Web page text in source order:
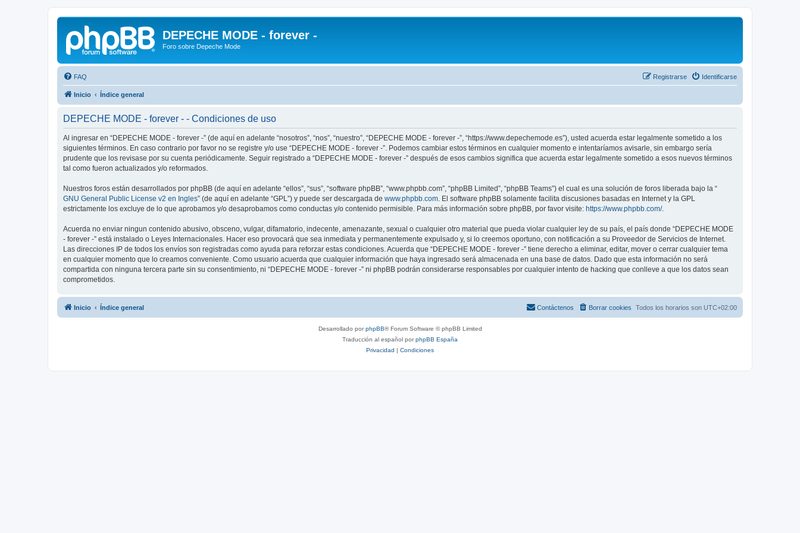
DEPECHE MODE - forever -
Foro sobre Depeche Mode
FAQ Identificarse
Registrarse
Inicio Índice general
DEPECHE MODE - forever - - Condiciones de uso
Al ingresar en “DEPECHE MODE - forever -” (de aquí en adelante “nosotros”, “nos”, “nuestro”, “DEPECHE MODE - forever -”, “https://www.depechemode.es”), usted acuerda estar legalmente sometido a los
siguientes términos. En caso contrario por favor no se registre y/o use “DEPECHE MODE - forever -”. Podemos cambiar estos términos en cualquier momento e intentaríamos avisarle, sin embargo sería
prudente que los revisase por su cuenta periódicamente. Seguir registrado a “DEPECHE MODE - forever -” después de esos cambios significa que acuerda estar legalmente sometido a esos nuevos términos
tal como fueron actualizados y/o reformados.
Nuestros foros están desarrollados por phpBB (de aquí en adelante “ellos”, “sus”, “software phpBB”, “www.phpbb.com”, “phpBB Limited”, “phpBB Teams”) el cual es una solución de foros liberada bajo la “
GNU General Public License v2 en Ingles” (de aquí en adelante “GPL”) y puede ser descargada de www.phpbb.com . El software phpBB solamente facilita discusiones basadas en Internet y la GPL
estrictamente los excluye de lo que aprobamos y/o desaprobamos como conductas y/o contenido permisible. Para más información sobre phpBB, por favor visite: https://www.phpbb.com/.
Acuerda no enviar ningun contenido abusivo, obsceno, vulgar, difamatorio, indecente, amenazante, sexual o cualquier otro material que pueda violar cualquier ley de su país, el país donde “DEPECHE MODE
- forever -” está instalado o Leyes Internacionales. Hacer eso provocará que sea inmediata y permanentemente expulsado y, si lo creemos oportuno, con notificación a su Proveedor de Servicios de Internet.
Las direcciones IP de todos los envíos son registradas como ayuda para reforzar estas condiciones. Acuerda que “DEPECHE MODE - forever -” tiene derecho a eliminar, editar, mover o cerrar cualquier tema
en cualquier momento que lo creamos conveniente. Como usuario acuerda que cualquier información que haya ingresado será almacenada en una base de datos. Dado que esta información no será
compartida con ninguna tercera parte sin su consentimiento, ni “DEPECHE MODE - forever -” ni phpBB podrán considerarse responsables por cualquier intento de hacking que conlleve a que los datos sean
comprometidos.
Inicio Índice general Todos los horarios son UTC+02:00
Borrar cookies
Contáctenos
Desarrollado porphpBB® Forum Software © phpBB Limited
Traducción al español porphpBB España
Privacidad | Condiciones